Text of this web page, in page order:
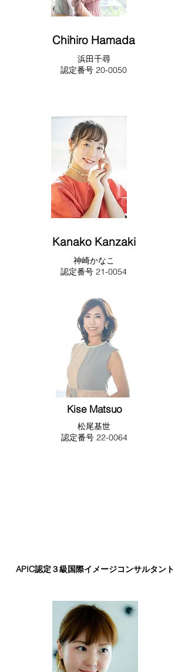
Chihiro Hamada
​浜田千尋
​​認定番号 20-0050
Kanako Kanzaki
​神崎かなこ
​​認定番号 21-0054
APIC認定３級国際イメージコンサルタント
Kise Matsuo
松尾基世
​​認定番号 22-0064